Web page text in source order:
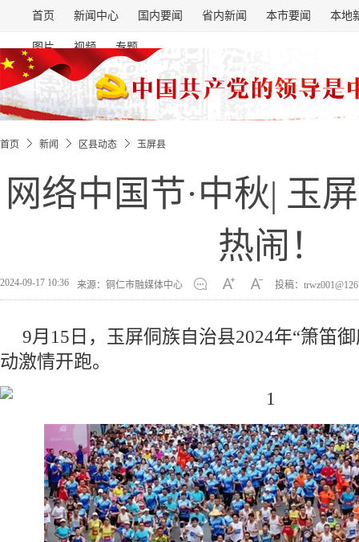
首页 新闻中心 国内要闻 省内新闻 本市要闻 本地
图片 视频 专题
首页 新闻 区县动态 玉屏县
网络中国节·中秋| 玉
热闹！
2024-09-17 10:36 来源：铜仁市融媒体中心 投稿：
9月15日，玉屏侗族自治县2024年“箫笛
动激情开跑。